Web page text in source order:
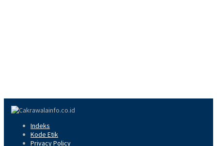
Indeks
Kode Etik
Privacy Policy